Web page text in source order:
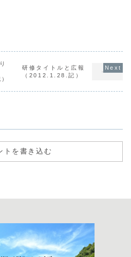
新人・若手
リーズの第
研修タイトルと広報
（2012.1.28.記）
トを書き込む